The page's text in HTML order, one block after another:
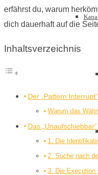
erfährst du, warum
dich dauerhaft auf die
Inhaltsverzeichnis
Der „Pattern
Warum das
Das
1. Die
2. Suche nach
3. Die Execution